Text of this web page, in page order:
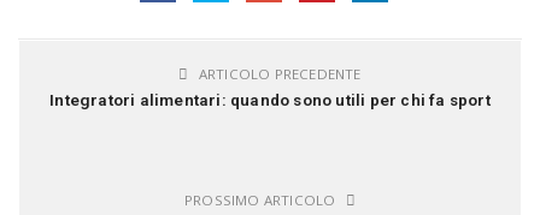
ARTICOLO PRECEDENTE
Integratori alimentari: quando sono utili per chi fa sport
PROSSIMO ARTICOLO